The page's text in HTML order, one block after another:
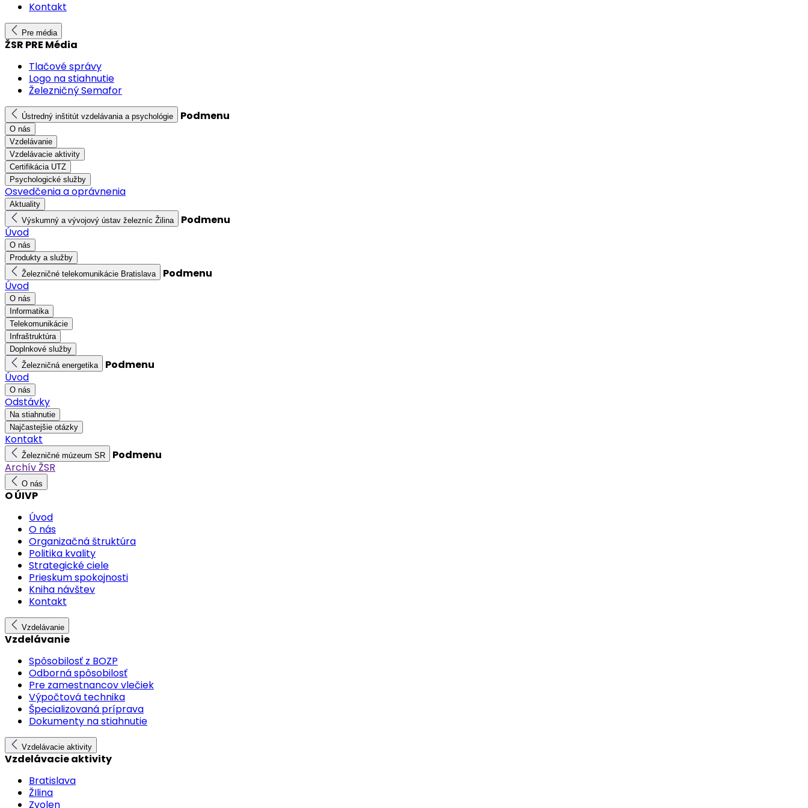
Kontakt
Pre média
ŽSR PRE Média
Tlačové správy
Logo na stiahnutie
Železničný Semafor
Ústredný inštitút vzdelávania a psychológie Podmenu
O nás
Vzdelávanie
Vzdelávacie aktivity
Certifikácia UTZ
Psychologické služby
Osvedčenia a oprávnenia
Aktuality
Výskumný a vývojový ústav železníc Žilina
Podmenu
Úvod
O nás
Produkty a služby
Železničné telekomunikácie Bratislava
Podmenu
Úvod
O nás
Informatika
Telekomunikácie
Infraštruktúra
Doplnkové služby
Železničná energetika
Podmenu
Úvod
O nás
Odstávky
Na stiahnutie
Najčastejšie otázky
Kontakt
Železničné múzeum SR
Podmenu
Archív ŽSR
O nás
O ÚIVP
Úvod
O nás
Organizačná štruktúra
Politika kvality
Strategické ciele
Prieskum spokojnosti
Kniha návštev
Kontakt
Vzdelávanie
Vzdelávanie
Spôsobilosť z BOZP
Odborná spôsobilosť
Pre zamestnancov vlečiek
Výpočtová technika
Špecializovaná príprava
Dokumenty na stiahnutie
Vzdelávacie aktivity
Vzdelávacie aktivity
Bratislava
ŽIlina
Zvolen